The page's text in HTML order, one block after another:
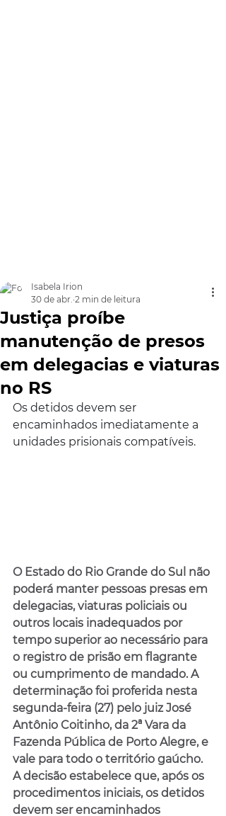
Justiça proíbe
manutenção de presos
em delegacias e viaturas
no RS
Isabela Irion
30 de abr. 2 min de leitura
Os detidos devem ser
encaminhados imediatamente a
unidades prisionais compatíveis.
O Estado do Rio Grande do Sul não
poderá manter pessoas presas em
delegacias, viaturas policiais ou
outros locais inadequados por
tempo superior ao necessário para
o registro de prisão em flagrante
ou cumprimento de mandado. A
determinação foi proferida nesta
segunda-feira (27) pelo juiz José
Antônio Coitinho, da 2ª Vara da
Fazenda Pública de Porto Alegre, e
vale para todo o território gaúcho.
A decisão estabelece que, após os
procedimentos iniciais, os detidos
devem ser encaminhados